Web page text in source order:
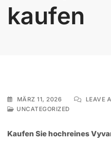
kaufen
MÄRZ 11, 2026 LEAVE
UNCATEGORIZED
Kaufen Sie hochreines